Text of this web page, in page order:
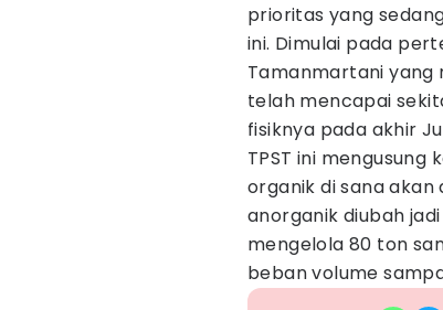
prioritas yang
ini. Dimulai pada
Tamanmartani yang
telah mencapai
fisiknya pada akhir
TPST ini mengusung
organik di sana
anorganik diubah
mengelola 80 ton
beban volume